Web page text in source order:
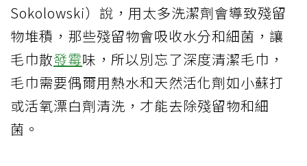
Sokolowski）說，用太多洗潔劑會導致殘留
物堆積，那些殘留物會吸收水分和細菌，讓
毛巾散發霉味，所以別忘了深度清潔毛巾，
毛巾需要偶爾用熱水和天然活化劑如小蘇打
或活氧漂白劑清洗，才能去除殘留物和細
菌。